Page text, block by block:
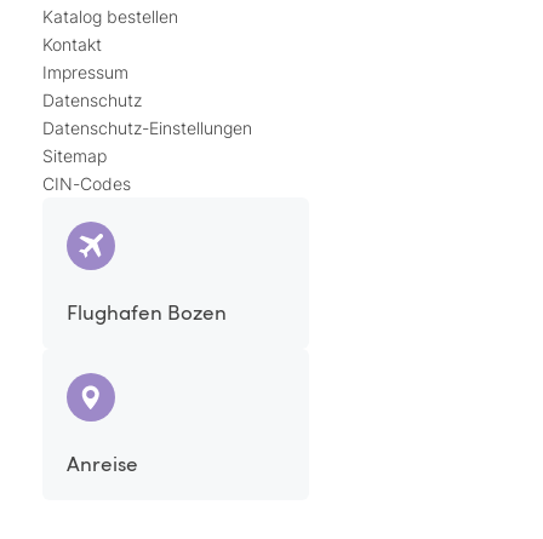
Katalog bestellen
Kontakt
Impressum
Datenschutz
Datenschutz-Einstellungen
Sitemap
CIN-Codes
Flughafen Bozen
Anreise